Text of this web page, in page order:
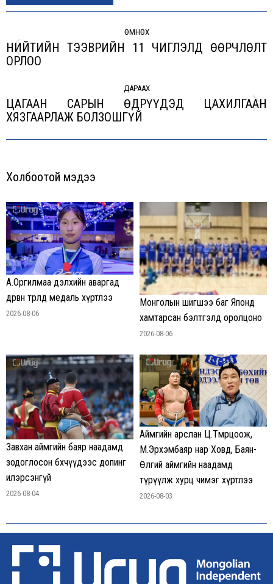
navigation
ӨМНӨХ
Previous
НИЙТИЙН ТЭЭВРИЙН 11 ЧИГЛЭЛД ӨӨРЧЛӨЛТ
ОРЛОО
ДАРААХ
Next
ЦАГААН САРЫН ӨДРҮҮДЭД ЦАХИЛГААН
ХЯЗГААРЛАЖ БОЛЗОШГҮЙ
Холбоотой мэдээ
А.Оргилмаа дэлхийн аваргад
дөрвөн төрөлд медаль хүртлээ
2026-08-06
Монголын шигшээ баг Японд
хамтарсан бэлтгэлд оролцоно
2026-08-06
Завхан аймгийн баяр наадамд
зодоглосон бөхчүүдээс допинг
илэрсэнгүй
2026-08-04
Аймгийн арслан Ц.Төмөрцоож,
М.Эрхэмбаяр нар Ховд, Баян-
Өлгий аймгийн наадамд
түрүүлж хурц чимэг хүртлээ
2026-08-03